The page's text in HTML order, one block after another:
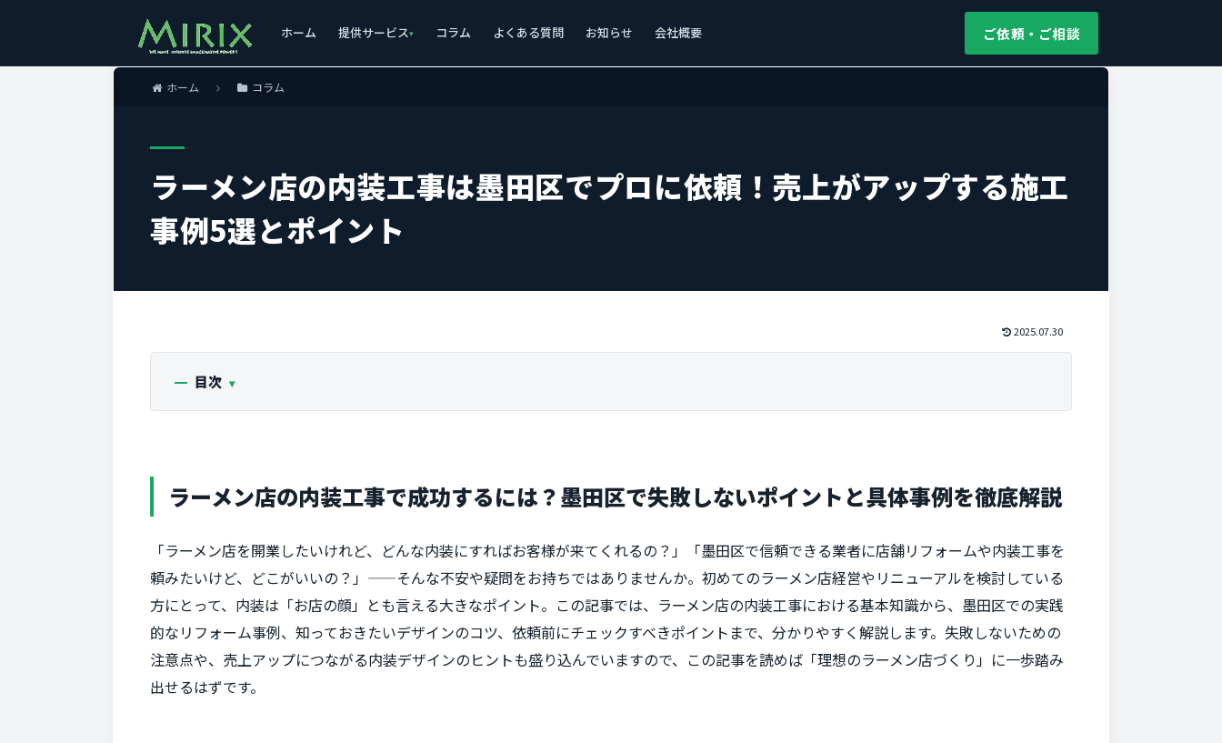
ご依頼・ご相談
ホーム 提供サービス コラム よくある質問 お知らせ 会社概要
ホーム コラム
ラーメン店の内装工事は墨田区でプロに依頼！売上がアップする施工
事例5選とポイント
2025.07.30
目次
ラーメン店の内装工事で成功するには？墨田区で失敗しないポイントと具体事例を徹底解説
「ラーメン店を開業したいけれど、どんな内装にすればお客様が来てくれるの？」「墨田区で信頼できる業者に店舗リフォームや内装工事を
頼みたいけど、どこがいいの？」——そんな不安や疑問をお持ちではありませんか。初めてのラーメン店経営やリニューアルを検討している
方にとって、内装は「お店の顔」とも言える大きなポイント。この記事では、ラーメン店の内装工事における基本知識から、墨田区での実践
的なリフォーム事例、知っておきたいデザインのコツ、依頼前にチェックすべきポイントまで、分かりやすく解説します。失敗しないための
注意点や、売上アップにつながる内装デザインのヒントも盛り込んでいますので、この記事を読めば「理想のラーメン店づくり」に一歩踏み
出せるはずです。